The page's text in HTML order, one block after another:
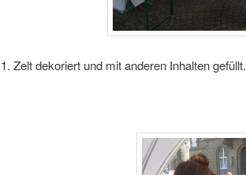
1. Zelt dekoriert und mit anderen Inhalten gefüllt.